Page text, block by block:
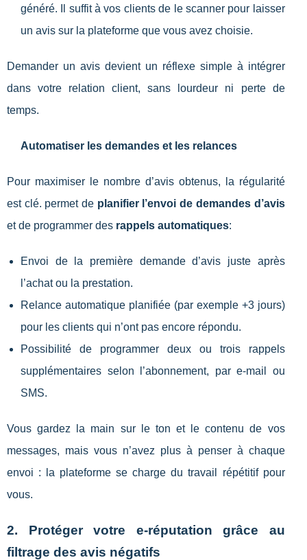
généré. Il suffit à vos clients de le scanner pour laisser
un avis sur la plateforme que vous avez choisie.
Demander un avis devient un réflexe simple à intégrer
dans votre relation client, sans lourdeur ni perte de
temps.
Automatiser les demandes et les relances
Pour maximiser le nombre d’avis obtenus, la régularité
est clé. permet de planifier l’envoi de demandes d’avis
et de programmer des rappels automatiques:
Envoi de la première demande d’avis juste après
l’achat ou la prestation.
Relance automatique planifiée (par exemple +3 jours)
pour les clients qui n’ont pas encore répondu.
Possibilité de programmer deux ou trois rappels
supplémentaires selon l’abonnement, par e-mail ou
SMS.
Vous gardez la main sur le ton et le contenu de vos
messages, mais vous n’avez plus à penser à chaque
envoi : la plateforme se charge du travail répétitif pour
vous.
2. Protéger votre e-réputation grâce au
filtrage des avis négatifs